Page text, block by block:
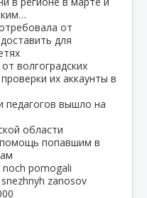
от
для
педагогов вышло на
области
попавшим в